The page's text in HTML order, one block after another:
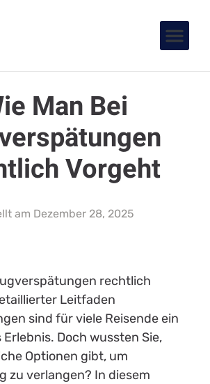
Man Bei
Vorgeht
am Dezember 28, 2025
rechtlich
Leitfaden
sind für viele Reisende ein
Doch wussten Sie,
Optionen gibt, um
zu verlangen? In diesem